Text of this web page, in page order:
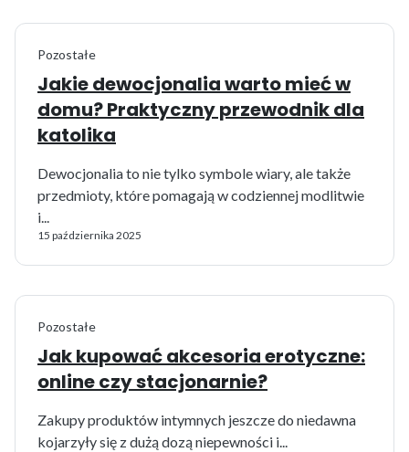
Pozostałe
Jakie dewocjonalia warto mieć w
domu? Praktyczny przewodnik dla
katolika
Dewocjonalia to nie tylko symbole wiary, ale także
przedmioty, które pomagają w codziennej modlitwie
i...
15 października 2025
Pozostałe
Jak kupować akcesoria erotyczne:
online czy stacjonarnie?
Zakupy produktów intymnych jeszcze do niedawna
kojarzyły się z dużą dozą niepewności i...